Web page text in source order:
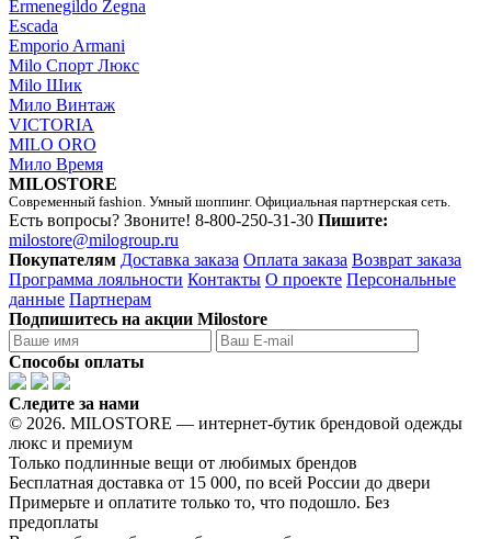
Ermenegildo Zegna
Escada
Emporio Armani
Milo Спорт Люкс
Milo Шик
Мило Винтаж
VICTORIA
MILO ORO
Мило Время
MILOSTORE
Современный fashion. Умный шоппинг. Официальная партнерская сеть.
Есть вопросы? Звоните! 8-800-250-31-30 Пишите:
milostore@milogroup.ru
Покупателям Доставка заказа Оплата заказа Возврат заказа
Программа лояльности Контакты О проекте Персональные
данные Партнерам
Подпишитесь на акции Milostore
Способы оплаты
Следите за нами
© 2026. MILOSTORE — интернет-бутик брендовой одежды
люкс и премиум
Только подлинные вещи от любимых брендов
Бесплатная доставка от 15 000, по всей России до двери
Примерьте и оплатите только то, что подошло. Без
предоплаты